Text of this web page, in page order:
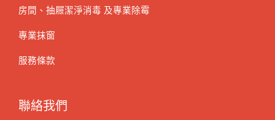
房間、抽屜潔淨消毒 及專業除霉
專業抹窗
服務條款
聯絡我們